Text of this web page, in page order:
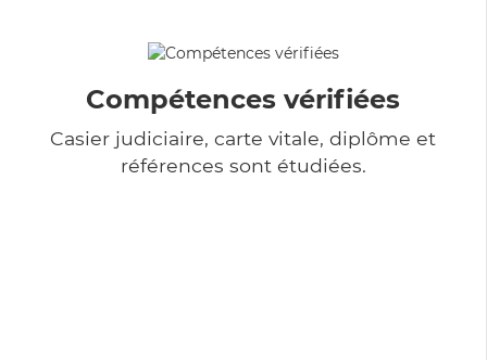
Compétences vérifiées
Casier judiciaire, carte vitale, diplôme et
références sont étudiées.